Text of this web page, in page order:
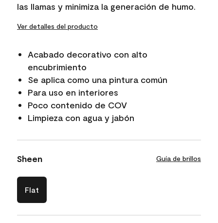
las llamas y minimiza la generación de humo.
Ver detalles del producto
Acabado decorativo con alto
encubrimiento
Se aplica como una pintura común
Para uso en interiores
Poco contenido de COV
Limpieza con agua y jabón
Sheen Guía de brillos
Flat